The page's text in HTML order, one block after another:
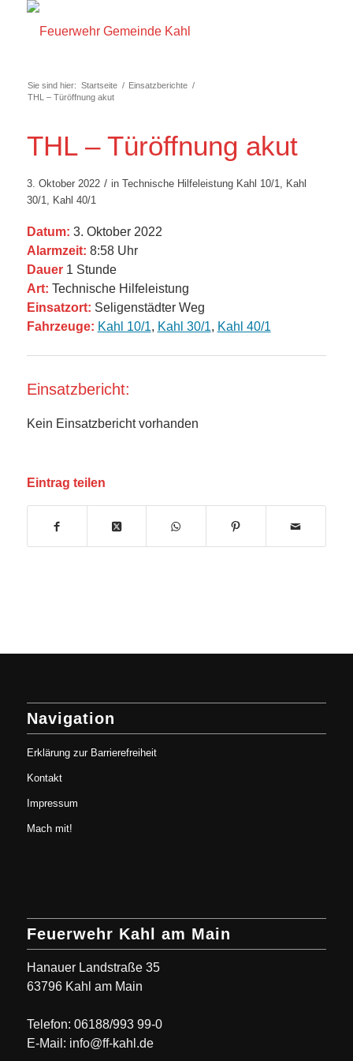
Sie sind hier: Startseite / Einsatzberichte /
THL – Türöffnung akut
THL – Türöffnung akut
3. Oktober 2022 / in Technische Hilfeleistung Kahl 10/1, Kahl
30/1, Kahl 40/1
Datum: 3. Oktober 2022
Alarmzeit: 8:58 Uhr
Dauer1 Stunde
Art: Technische Hilfeleistung
Einsatzort: Seligenstädter Weg
Fahrzeuge: Kahl 10/1, Kahl 30/1, Kahl 40/1
Einsatzbericht:
Kein Einsatzbericht vorhanden
Eintrag teilen
Navigation
Erklärung zur Barrierefreiheit
Kontakt
Impressum
Mach mit!
Feuerwehr Kahl am Main
Hanauer Landstraße 35
63796 Kahl am Main
Telefon: 06188/993 99-0
E-Mail: info@ff-kahl.de